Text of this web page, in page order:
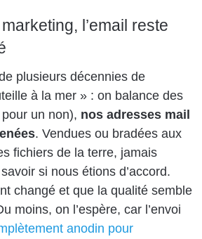
l’email reste
plusieurs décennies de
à la mer » : on balance des
un non), nos adresses mail
. Vendues ou bradées aux
fichiers de la terre, jamais
si nous étions d’accord.
changé et que la qualité semble
moins, on l’espère, car l’envoi
anodin pour